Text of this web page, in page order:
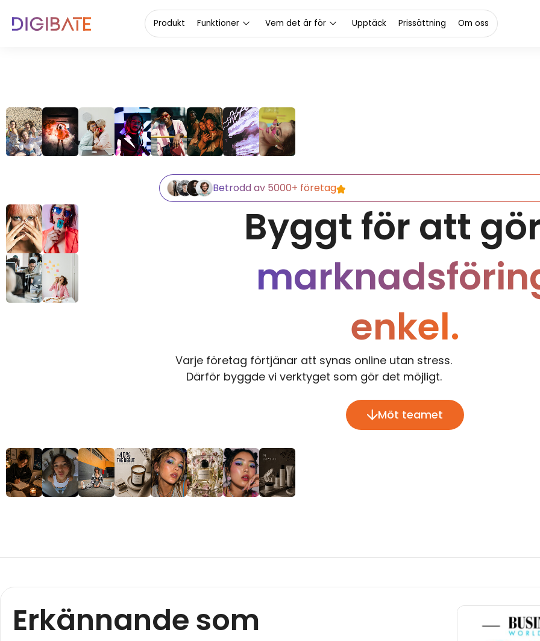
Test 1 Produkt Funktioner Vem det är för Upptäck Prissättning Om oss
Betrodd av 5000+ företag
Byggt för att
enkel.
Varje företag förtjänar att synas online utan stress.
Därför byggde vi verktyget som gör det möjligt.
Möt teamet
Erkännande som